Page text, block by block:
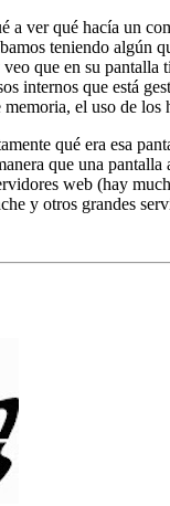
a ver qué hacía un
teniendo algún
que en su pantalla
internos que está
el uso de los
qué era esa
que una pantalla
web (hay
y otros grandes